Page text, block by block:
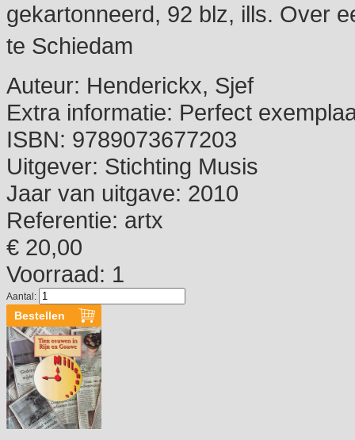
gekartonneerd, 92 blz, ills. Over
te Schiedam
Auteur: Henderickx, Sjef
Extra informatie: Perfect
ISBN: 9789073677203
Uitgever: Stichting Musis
Jaar van uitgave: 2010
Referentie: artx
€ 20,00
Voorraad: 1
Aantal: